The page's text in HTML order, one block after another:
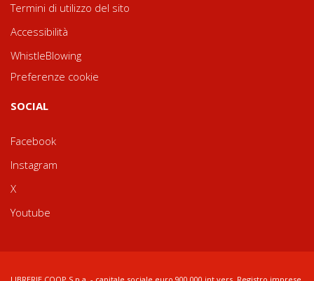
Termini di utilizzo del sito
Accessibilità
WhistleBlowing
Preferenze cookie
SOCIAL
Facebook
Instagram
X
Youtube